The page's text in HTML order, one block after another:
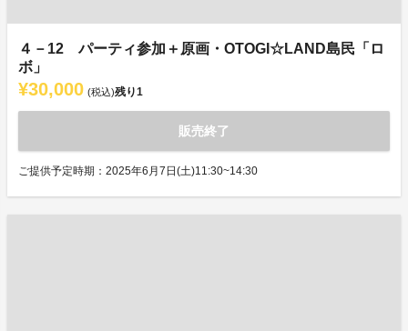
４－12 パーティ参加＋原画・OTOGI☆LAND島民「ロ
ボ」
¥30,000 (税込)残り1
販売終了
ご提供予定時期：2025年6月7日(土)11:30~14:30